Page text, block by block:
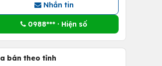
Nhắn tin
0988*** · Hiện số
bán theo tỉnh